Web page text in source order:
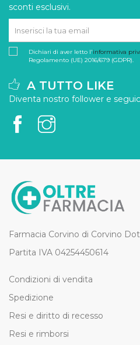
sconti esclusivi.
Dichiari di aver letto l'informativa
Regolamento (UE) 2016/679 (GDPR).
A TUTTO LIKE
Diventa nostro follower e
Farmacia Corvino di Corvino
Partita IVA 04254450614
Condizioni di vendita
Spedizione
Resi e diritto di recesso
Resi e rimborsi